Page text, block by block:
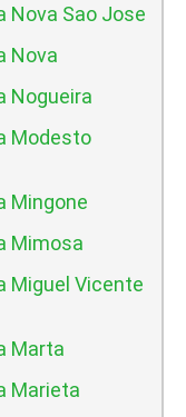
Nova Sao Jose
Nova
Nogueira
Modesto
Mingone
Mimosa
Miguel Vicente
Marta
Marieta